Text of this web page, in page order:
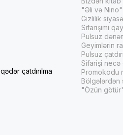
çatdırılma
"Əli və Nino"
Gizlilik
Sifarişimi
Pulsuz
Geyimlərin
Pulsuz
Sifarişi necə
Promokodu
Bölgələrdən
"Özün